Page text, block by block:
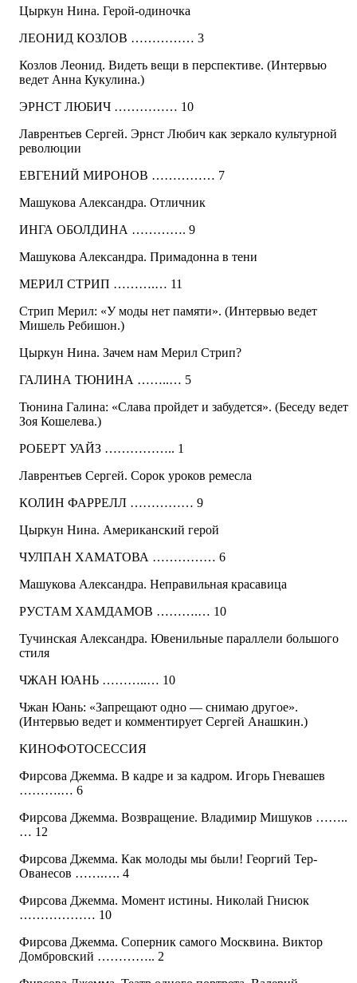
Цыркун Нина. Герой-одиночка
ЛЕОНИД КОЗЛОВ …………… 3
Козлов Леонид. Видеть вещи в перспективе. (Интервью
ведет Анна Кукулина.)
ЭРНСТ ЛЮБИЧ …………… 10
Лаврентьев Сергей. Эрнст Любич как зеркало культурной
революции
ЕВГЕНИЙ МИРОНОВ …………… 7
Машукова Александра. Отличник
ИНГА ОБОЛДИНА …………. 9
Машукова Александра. Примадонна в тени
МЕРИЛ СТРИП ……….… 11
Стрип Мерил: «У моды нет памяти». (Интервью ведет
Мишель Ребишон.)
Цыркун Нина. Зачем нам Мерил Стрип?
ГАЛИНА ТЮНИНА ……..… 5
Тюнина Галина: «Слава пройдет и забудется». (Беседу ведет
Зоя Кошелева.)
РОБЕРТ УАЙЗ …………….. 1
Лаврентьев Сергей. Сорок уроков ремесла
КОЛИН ФАРРЕЛЛ …………… 9
Цыркун Нина. Американский герой
ЧУЛПАН ХАМАТОВА …………… 6
Машукова Александра. Неправильная красавица
РУСТАМ ХАМДАМОВ ……….… 10
Тучинская Александра. Ювенильные параллели большого
стиля
ЧЖАН ЮАНЬ ………..… 10
Чжан Юань: «Запрещают одно — снимаю другое».
(Интервью ведет и комментирует Сергей Анашкин.)
КИНОФОТОСЕССИЯ
Фирсова Джемма. В кадре и за кадром. Игорь Гневашев
……….… 6
Фирсова Джемма. Возвращение. Владимир Мишуков ……..
… 12
Фирсова Джемма. Как молоды мы были! Георгий Тер-
Ованесов …….…. 4
Фирсова Джемма. Момент истины. Николай Гнисюк
……………… 10
Фирсова Джемма. Соперник самого Москвина. Виктор
Домбровский ………….. 2